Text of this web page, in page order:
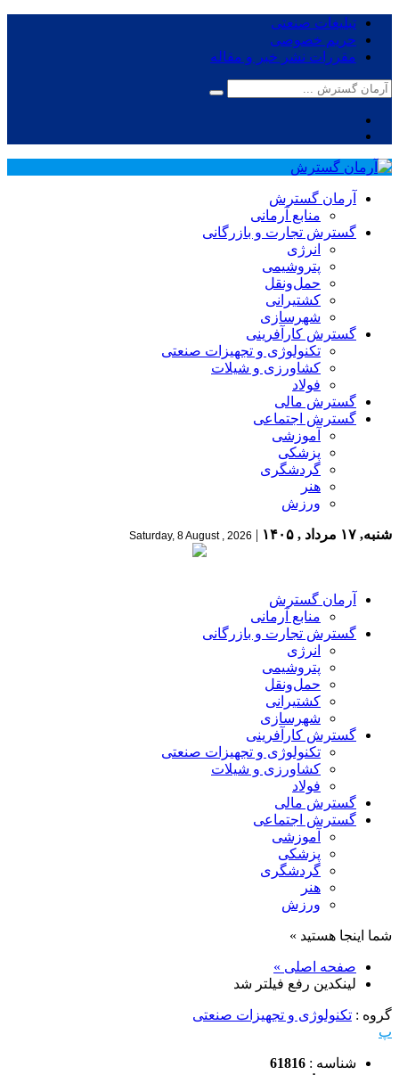
تبلیغات صنعتی
حریم خصوصی
مقررات نشر خبر و مقاله
آرمان گسترش
منابع آرمانی
گسترش تجارت و بازرگانی
انرژی
پتروشیمی
حمل‌و‌نقل
کشتیرانی
شهرسازی
گسترش کارآفرینی
تکنولوژی و تجهیزات صنعتی
کشاورزی و شیلات
فولاد
گسترش مالی
گسترش اجتماعی
آموزشی
پزشکی
گردشگری
هنر
ورزش
شنبه, ۱۷ مرداد , ۱۴۰۵ |
Saturday, 8 August , 2026
آرمان گسترش
منابع آرمانی
گسترش تجارت و بازرگانی
انرژی
پتروشیمی
حمل‌و‌نقل
کشتیرانی
شهرسازی
گسترش کارآفرینی
تکنولوژی و تجهیزات صنعتی
کشاورزی و شیلات
فولاد
گسترش مالی
گسترش اجتماعی
آموزشی
پزشکی
گردشگری
هنر
ورزش
شما اینجا هستید »
صفحه اصلی »
لینکدین رفع فیلتر شد
گروه : تکنولوژی و تجهیزات صنعتی
پ
شناسه : 61816